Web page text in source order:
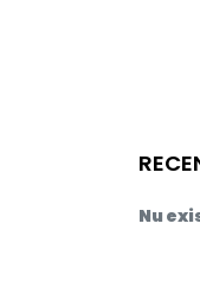
Nu